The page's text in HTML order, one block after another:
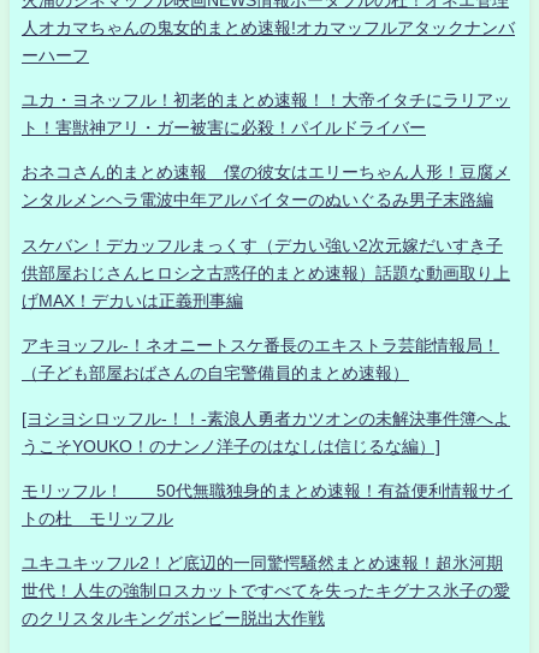
人オカマちゃんの鬼女的まとめ速報!オカマッフルアタックナンバ
ーハーフ
ユカ・ヨネッフル！初老的まとめ速報！！大帝イタチにラリアッ
ト！害獣神アリ・ガー被害に必殺！パイルドライバー
おネコさん的まとめ速報 僕の彼女はエリーちゃん人形！豆腐メ
ンタルメンヘラ電波中年アルバイターのぬいぐるみ男子末路編
スケバン！デカッフルまっくす（デカい強い2次元嫁だいすき子
供部屋おじさんヒロシ之古惑仔的まとめ速報）話題な動画取り上
げMAX！デカいは正義刑事編
アキヨッフル-！ネオニートスケ番長のエキストラ芸能情報局！
（子ども部屋おばさんの自宅警備員的まとめ速報）
[ヨシヨシロッフル-！！-素浪人勇者カツオンの未解決事件簿へよ
うこそYOUKO！のナンノ洋子のはなしは信じるな編）]
モリッフル！ 50代無職独身的まとめ速報！有益便利情報サイ
トの杜 モリッフル
ユキユキッフル2！ど底辺的一同驚愕騒然まとめ速報！超氷河期
世代！人生の強制ロスカットですべてを失ったキグナス氷子の愛
のクリスタルキングボンビー脱出大作戦